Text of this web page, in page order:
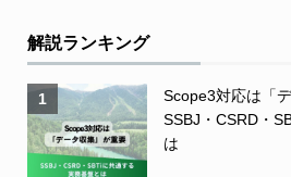
解説ランキング
1
Scope3対応は「
SSBJ・CSRD・
は